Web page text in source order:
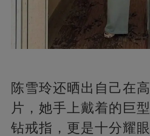
陈雪玲还晒出自己在
片，她手上戴着的巨
钻戒指，更是十分耀眼